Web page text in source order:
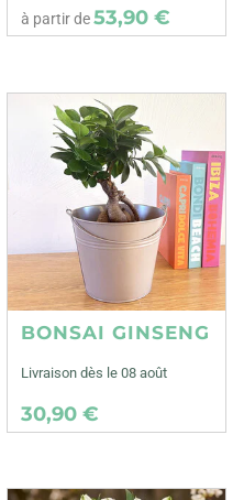
à partir de53,90 €
BONSAI GINSENG
Livraison dès le 08 août
30,90 €